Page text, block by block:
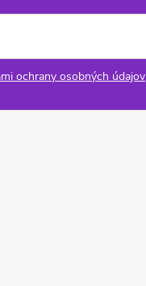
ochrany osobných údajov